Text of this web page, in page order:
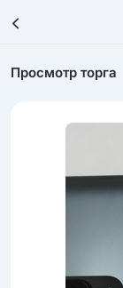
Просмотр торга